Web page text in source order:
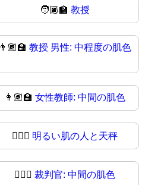
🧑🏿‍🏫 教授
👨🏾‍🏫 教授 男性: 中程度の肌色
👩🏽‍🏫 女性教師: 中間の肌色
🧑🏻‍⚖️ 明るい肌の人と天秤
🧑🏽‍⚖ 裁判官: 中間の肌色